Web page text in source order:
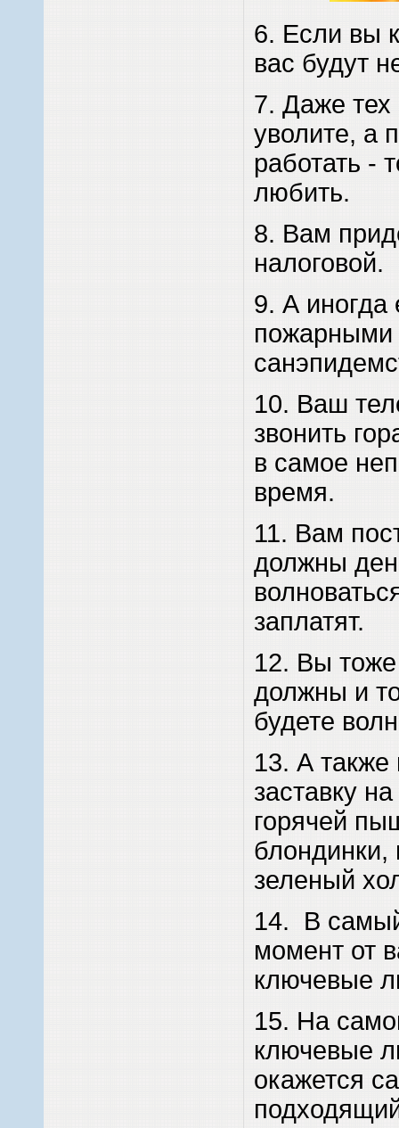
6. Если вы
вас будут
7. Даже тех
уволите, а
работать -
любить.
8. Вам
налоговой.
9. А
пожарными
10. Ваш
звонить
в самое
время.
11. Вам
должны
заплатят.
12. Вы тоже
должны и
будете
13. А также
заставку
горячей
блондинки,
зеленый
14. В
момент от
ключевые
15. На
ключевые
окажется